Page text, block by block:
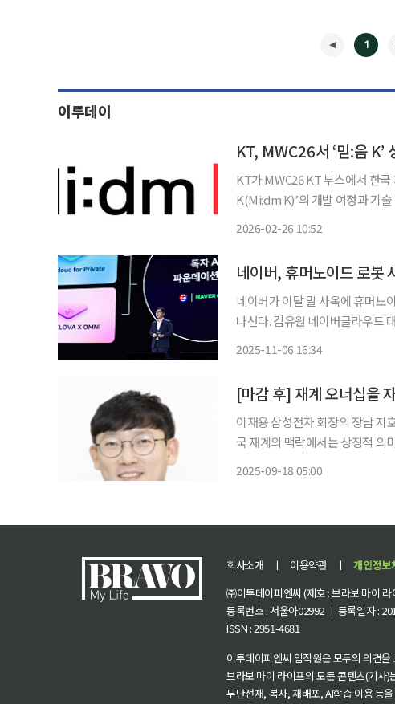
◀
1
이투데이
KT, MWC26서 ‘믿:음
KT가 MWC26 KT 부스에서 한국
K(Mi:dm K)’의 개발 여정과 기술 성과를 공
2026-02-26 10:52
네이버가 이달 말 사옥에 휴머노
나선다. 김유원 네이버클라우드 대표는 6일 열린 팀네이버 통합 컨퍼런스 ‘단25(DAN25)’에
2025-11-06 16:34
[마감 후] 재계 오너십을
이재용 삼성전자 회장의 장남 지
국 재계의 맥락에서는 상징적 의
2025-09-18 05:00
회사소개 ㅣ 이용약관 ㅣ 개인정보
㈜이투데이피엔씨 (제호 : 브라보 마이
등록번호 : 서울아02992 ㅣ 등록일자 :
ISSN : 2951-4681
이투데이피엔씨 임직원은 모두의 의견을
브라보 마이 라이프의 모든 콘텐츠(기사
무단전재, 복사, 재배포, AI학습 이용 등